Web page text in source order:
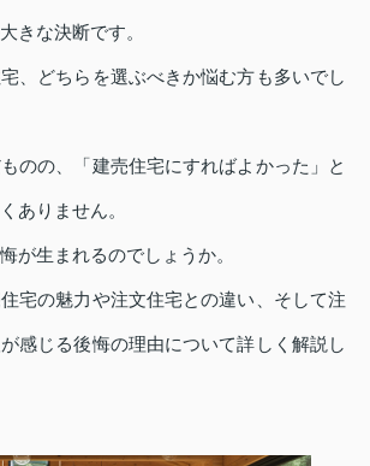
きな決断です。
、どちらを選ぶべきか悩む方も多いでし
のの、「建売住宅にすればよかった」と
ありません。
が生まれるのでしょうか。
宅の魅力や注文住宅との違い、そして注
感じる後悔の理由について詳しく解説し